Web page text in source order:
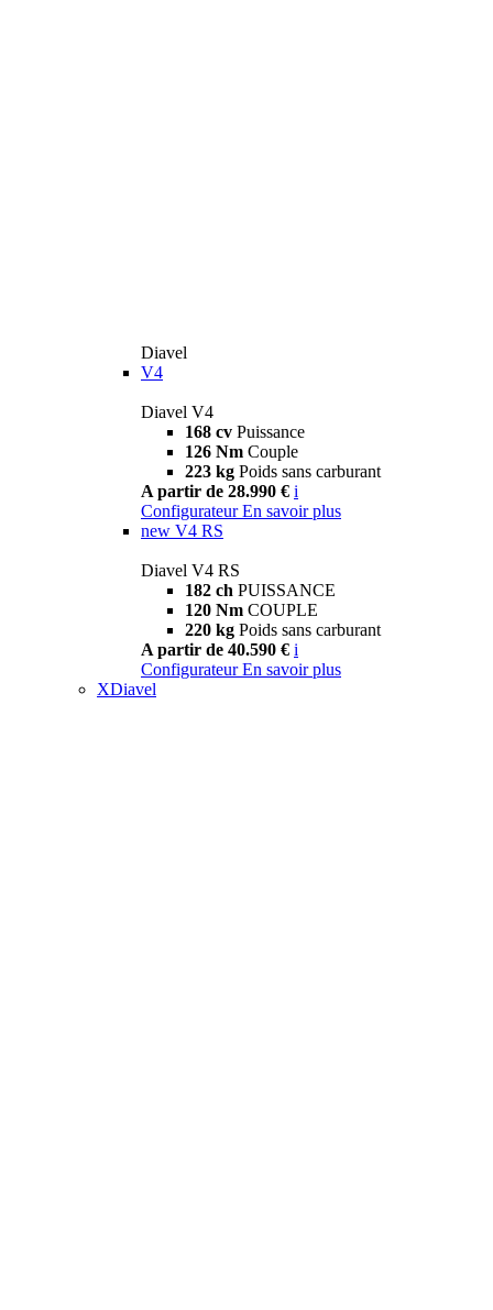
Diavel
V4
Diavel V4
168 cv Puissance
126 Nm Couple
223 kg Poids sans carburant
A partir de 28.990 € i
Configurateur En savoir plus
new V4 RS
Diavel V4 RS
182 ch PUISSANCE
120 Nm COUPLE
220 kg Poids sans carburant
A partir de 40.590 € i
Configurateur En savoir plus
XDiavel